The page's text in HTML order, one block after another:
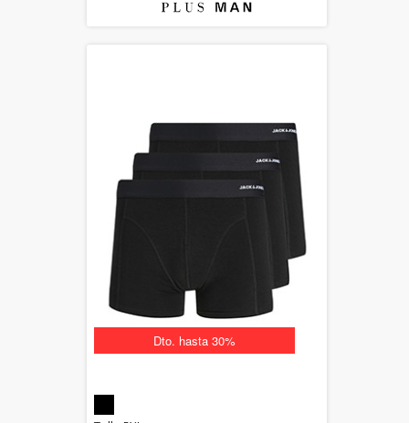
Dto. hasta 30%